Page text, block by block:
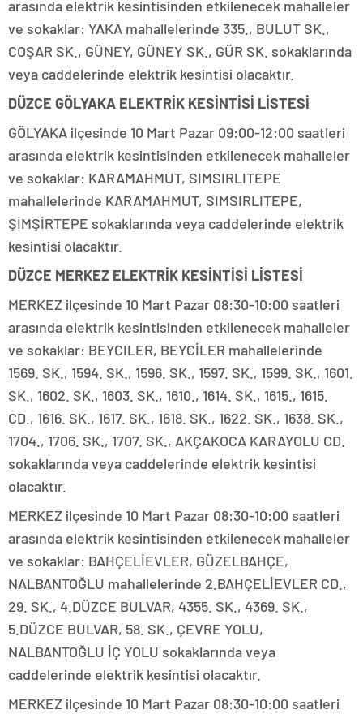
arasında elektrik kesintisinden etkilenecek mahalleler
ve sokaklar: YAKA mahallelerinde 335., BULUT SK.,
COŞAR SK., GÜNEY, GÜNEY SK., GÜR SK. sokaklarında
veya caddelerinde elektrik kesintisi olacaktır.
DÜZCE GÖLYAKA ELEKTRİK KESİNTİSİ LİSTESİ
GÖLYAKA ilçesinde 10 Mart Pazar 09:00-12:00 saatleri
arasında elektrik kesintisinden etkilenecek mahalleler
ve sokaklar: KARAMAHMUT, SIMSIRLITEPE
mahallelerinde KARAMAHMUT, SIMSIRLITEPE,
ŞİMŞİRTEPE sokaklarında veya caddelerinde elektrik
kesintisi olacaktır.
DÜZCE MERKEZ ELEKTRİK KESİNTİSİ LİSTESİ
MERKEZ ilçesinde 10 Mart Pazar 08:30-10:00 saatleri
arasında elektrik kesintisinden etkilenecek mahalleler
ve sokaklar: BEYCILER, BEYCİLER mahallelerinde
1569. SK., 1594. SK., 1596. SK., 1597. SK., 1599. SK., 1601.
SK., 1602. SK., 1603. SK., 1610., 1614. SK., 1615., 1615.
CD., 1616. SK., 1617. SK., 1618. SK., 1622. SK., 1638. SK.,
1704., 1706. SK., 1707. SK., AKÇAKOCA KARAYOLU CD.
sokaklarında veya caddelerinde elektrik kesintisi
olacaktır.
MERKEZ ilçesinde 10 Mart Pazar 08:30-10:00 saatleri
arasında elektrik kesintisinden etkilenecek mahalleler
ve sokaklar: BAHÇELİEVLER, GÜZELBAHÇE,
NALBANTOĞLU mahallelerinde 2.BAHÇELİEVLER CD.,
29. SK., 4.DÜZCE BULVAR, 4355. SK., 4369. SK.,
5.DÜZCE BULVAR, 58. SK., ÇEVRE YOLU,
NALBANTOĞLU İÇ YOLU sokaklarında veya
caddelerinde elektrik kesintisi olacaktır.
MERKEZ ilçesinde 10 Mart Pazar 08:30-10:00 saatleri